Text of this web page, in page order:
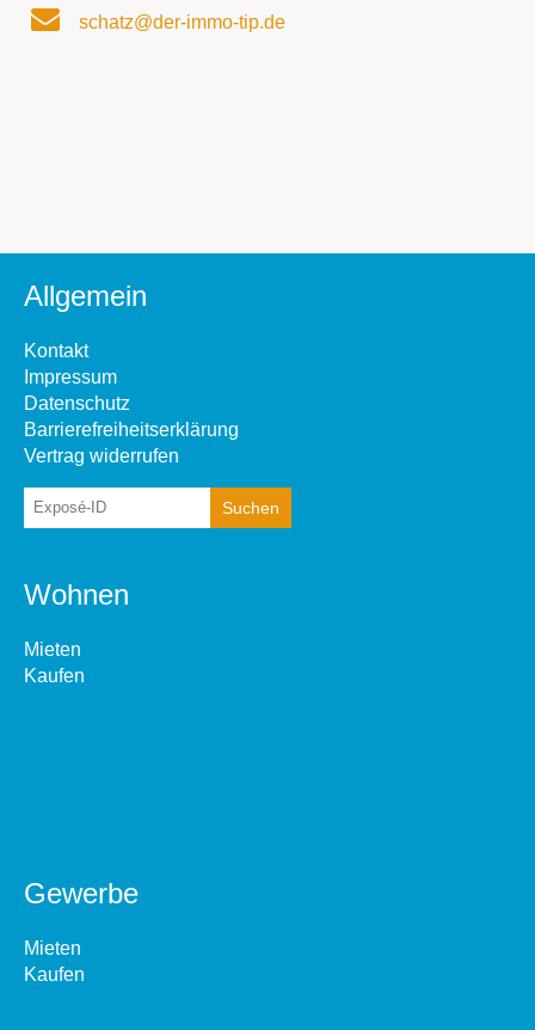
schatz@der-immo-tip.de
Allgemein
Kontakt
Impressum
Datenschutz
Barrierefreiheitserklärung
Vertrag widerrufen
Wohnen
Mieten
Kaufen
Gewerbe
Mieten
Kaufen